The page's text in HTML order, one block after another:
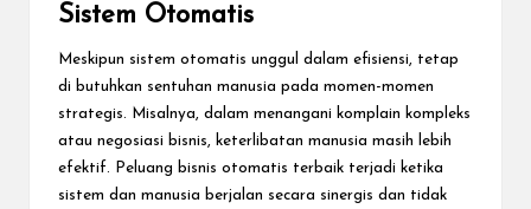
Sistem Otomatis
Meskipun sistem otomatis unggul dalam efisiensi, tetap
di butuhkan sentuhan manusia pada momen-momen
strategis. Misalnya, dalam menangani komplain kompleks
atau negosiasi bisnis, keterlibatan manusia masih lebih
efektif. Peluang bisnis otomatis terbaik terjadi ketika
sistem dan manusia berjalan secara sinergis dan tidak